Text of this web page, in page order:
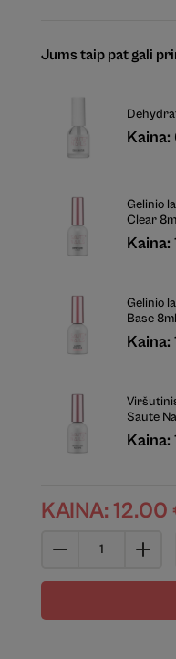
Jums taip pat gali
Gelinio
Clear
Kaina:
Gelinio
Base
Kaina:
Saute
Kaina:
KAINA: 12.00